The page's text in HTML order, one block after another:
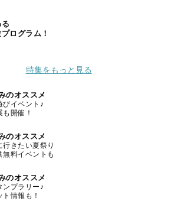
ログラム！
特集をもっと見る
のオススメ
びイベント♪
開催！
のオススメ
きたい夏祭り
料イベントも
のオススメ
ンプラリー♪
情報も！